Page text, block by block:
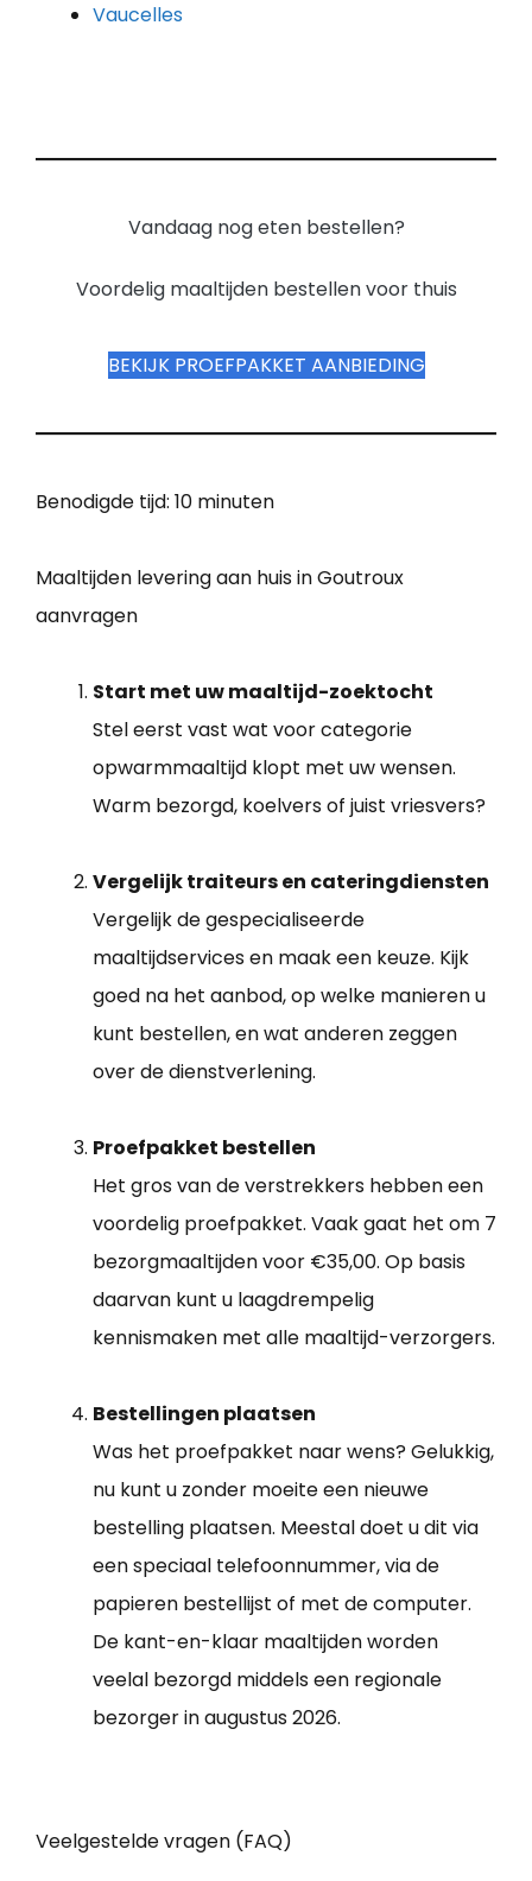
Vaucelles
Vandaag nog eten bestellen?
Voordelig maaltijden bestellen voor thuis
BEKIJK PROEFPAKKET AANBIEDING
Benodigde tijd: 10 minuten
Maaltijden levering aan huis in Goutroux
aanvragen
Start met uw maaltijd-zoektocht
Stel eerst vast wat voor categorie
opwarmmaaltijd klopt met uw wensen.
Warm bezorgd, koelvers of juist vriesvers?
Vergelijk traiteurs en cateringdiensten
Vergelijk de gespecialiseerde
maaltijdservices en maak een keuze. Kijk
goed na het aanbod, op welke manieren u
kunt bestellen, en wat anderen zeggen
over de dienstverlening.
Proefpakket bestellen
Het gros van de verstrekkers hebben een
voordelig proefpakket. Vaak gaat het om 7
bezorgmaaltijden voor €35,00. Op basis
daarvan kunt u laagdrempelig
kennismaken met alle maaltijd-verzorgers.
Bestellingen plaatsen
Was het proefpakket naar wens? Gelukkig,
nu kunt u zonder moeite een nieuwe
bestelling plaatsen. Meestal doet u dit via
een speciaal telefoonnummer, via de
papieren bestellijst of met de computer.
De kant-en-klaar maaltijden worden
veelal bezorgd middels een regionale
bezorger in augustus 2026.
Veelgestelde vragen (FAQ)